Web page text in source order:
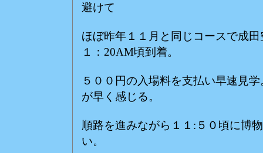
避けて
ほぼ昨年１１月と同じコースで成
１：20AM頃到着。
５００円の入場料を支払い早速見
が早く感じる。
順路を進みながら１１:５０頃に博
い。